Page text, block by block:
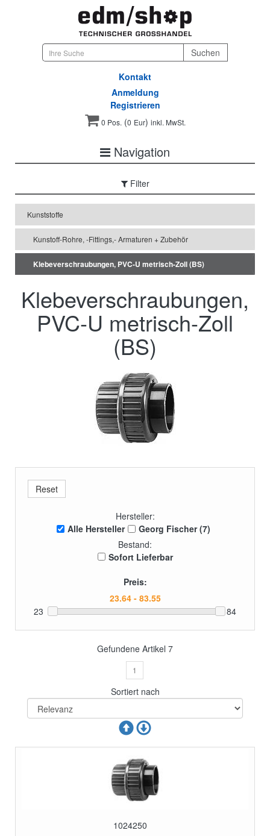
Kontakt
Anmeldung
Registrieren
0 Pos.(0 Eur) inkl. MwSt.
Navigation
Filter
Kunststoffe
Kunstoff-Rohre, -Fittings,- Armaturen + Zubehör
Klebeverschraubungen, PVC-U metrisch-Zoll (BS)
Klebeverschraubungen,
PVC-U metrisch-Zoll
(BS)
Hersteller:
Alle Hersteller
Georg Fischer (7)
Bestand:
Sofort Lieferbar
Preis:
23 84
Gefundene Artikel 7
1
Sortiert nach
1024250